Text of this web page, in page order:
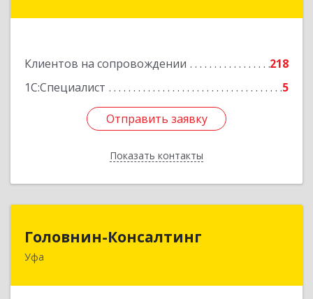
Клиентов на сопровождении
218
1С:Специалист
5
Отправить заявку
Показать контакты
Отправить заявку
Назад
Головнин-Консалтинг
Уфа450006, Башкортостан Респ, Уфа г, Ленина ул,